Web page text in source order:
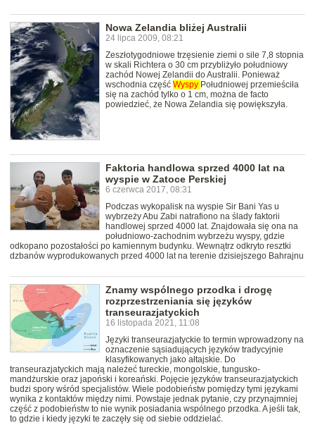
Nowa Zelandia bliżej Australii
24 lipca 2009, 08:21
Zeszłotygodniowe trzęsienie ziemi o sile 7,8 stopnia
w skali Richtera o 30 cm przybliżyło południowy
zachód Nowej Zelandii do Australii. Ponieważ
wschodnia część Wyspy Południowej przemieściła
się na zachód tylko o 1 cm, można de facto
powiedzieć, że Nowa Zelandia się powiększyła.
Faktoria handlowa sprzed 4000 lat na
wyspie w Zatoce Perskiej
6 czerwca 2017, 08:31
Podczas wykopalisk na wyspie Sir Bani Yas u
wybrzeży Abu Zabi natrafiono na ślady faktorii
handlowej sprzed 4000 lat. Znajdowała się ona na
południowo-zachodnim wybrzeżu wyspy, gdzie
odkopano pozostałości po kamiennym budynku. Wewnątrz odkryto resztki
dzbanów wyprodukowanych przed 4000 lat na terenie dzisiejszego Bahrajnu
Znamy wspólnego przodka i drogę
rozprzestrzeniania się języków
transeurazjatyckich
16 listopada 2021, 11:08
Języki transeurazjatyckie to termin wprowadzony na
oznaczenie sąsiadujących języków tradycyjnie
klasyfikowanych jako ałtajskie. Do
transeurazjatyckich mają należeć tureckie, mongolskie, tungusko-
mandżurskie oraz japoński i koreański. Pojęcie języków transeurazjatyckich
budzi spory wśród specjalistów. Wiele podobieństw pomiędzy tymi językami
wynika z kontaktów między nimi. Powstaje jednak pytanie, czy przynajmniej
część z podobieństw to nie wynik posiadania wspólnego przodka. A jeśli tak,
to gdzie i kiedy języki te zaczęły się od siebie oddzielać.